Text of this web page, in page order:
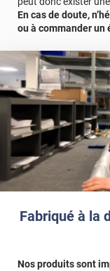
Fabriqué à la
Nos produits sont
En cas de doute,
ou à commander un